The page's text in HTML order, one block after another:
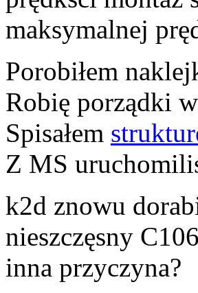
maksymalnej
Porobiłem
Robię porządki
Spisałem
Z MS
k2d znowu
nieszczęsny
inna przyczyna?